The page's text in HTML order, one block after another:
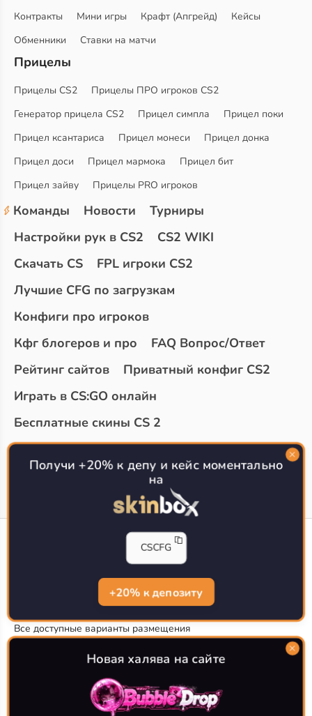
Контракты
Мини игры Крафт (Апгрейд)
Кейсы
Обменники
Ставки на матчи
Прицелы
Прицелы CS2
Прицелы ПРО игроков CS2
Генератор прицела CS2
Прицел симпла
Прицел поки
Прицел ксантариса
Прицел монеси
Прицел донка
Прицел доси
Прицел мармока
Прицел бит
Прицел зайву
Прицелы PRO игроков
Команды Новости
Турниры
Настройки рук в CS2
CS2 WIKI
Скачать CS
FPL игроки CS2
Лучшие CFG по загрузкам
Конфиги про игроков
Кфг блогеров и про
FAQ Вопрос/Ответ
Рейтинг сайтов
Приватный конфиг CS2
Играть в CS:GO онлайн
Бесплатные скины CS 2
Топ сайтов с халявой КС 2
О проекте
CS-CONFIG.com © 2020-2026 г.
Политика конфиденциальности
РЕКЛАМА НА САЙТЕ
Все доступные варианты размещения
Согласие на обработку данных
О CS-CONFIG.COM
CFG pro CS 2 - именно это мы и размещаем на нашем
проекте, иными словами мы предоставляем пользователям
конфиги про игроков кс2. Также вы сможете
Получи +20% к депу и кейс моментально
на
CSCFG
+20% к депозиту
Новая халява на сайте